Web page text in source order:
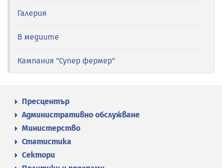
Галерия
В медиите
Кампания "Супер фермер"
Пресцентър
Административно обслужване
Министерство
Статистика
Сектори